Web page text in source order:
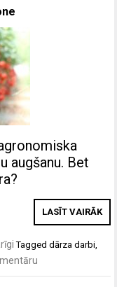
augšanu. Bet
LASĪT VAIRĀK
Taggeddārza darbi